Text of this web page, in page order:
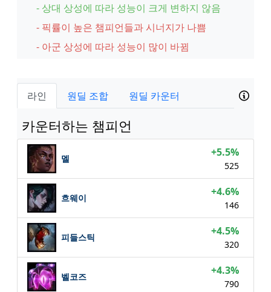
- 상대 상성에 따라 성능이 크게 변하지 않음
- 픽률이 높은 챔피언들과 시너지가 나쁨
- 아군 상성에 따라 성능이 많이 바뀜
라인 원딜 조합 원딜 카운터
카운터하는 챔피언
멜 +5.5%
525
흐웨이 +4.6%
146
피들스틱 +4.5%
320
벨코즈 +4.3%
790